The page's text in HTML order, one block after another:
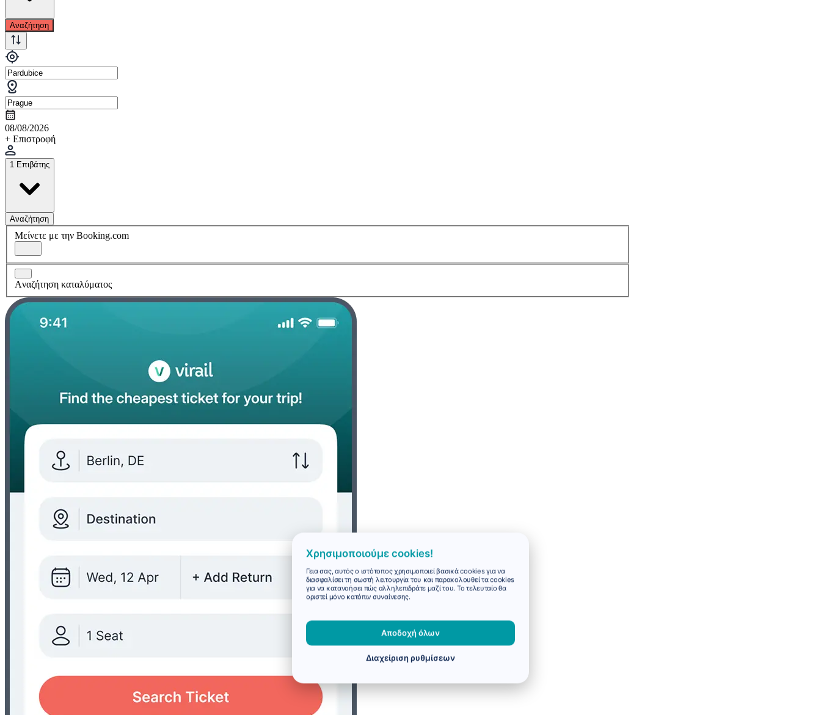
Αναζήτηση
08/08/2026
+ Επιστροφή
1 Επιβάτης
Αναζήτηση
Μείνετε με την Booking.com
Aναζήτηση καταλύματος
Χρησιμοποιούμε cookies!
Γεια σας, αυτός ο ιστότοπος χρησιμοποιεί βασικά cookies για να
διασφαλίσει τη σωστή λειτουργία του και παρακολουθεί τα cookies
για να κατανοήσει πώς αλληλεπιδράτε μαζί του. Το τελευταίο θα
οριστεί μόνο κατόπιν συναίνεσης.
Αποδοχή όλων
Διαχείριση ρυθμίσεων